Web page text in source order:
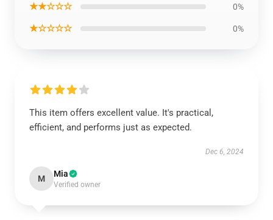
★★☆☆☆ 0%
★☆☆☆☆ 0%
This item offers excellent value. It's practical,
efficient, and performs just as expected.
Dec 6, 2024
M Mia
Verified owner